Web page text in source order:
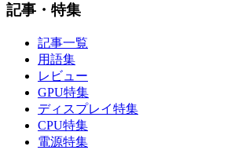
記事・特集
記事一覧
用語集
レビュー
GPU特集
ディスプレイ特集
CPU特集
電源特集